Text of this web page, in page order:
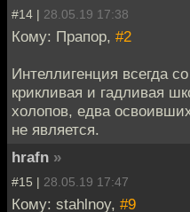
#14 | 28.05.19 17:38
Кому: Прапор, #2
Интеллигенция всегда
крикливая и гадливая
холопов, едва
не является.
hrafn »
#15 | 28.05.19 17:47
Кому: stahlnoy, #9